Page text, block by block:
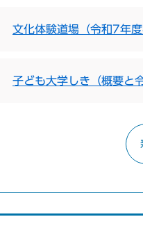
文化体験道場（令和7年度
子ども大学しき（概要と